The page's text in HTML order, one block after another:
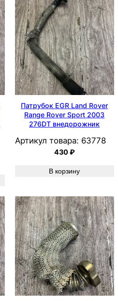
Патрубок EGR Land Rover
Range Rover Sport 2003
276DT внедорожник
Артикул товара: 63778
430₽
В корзину